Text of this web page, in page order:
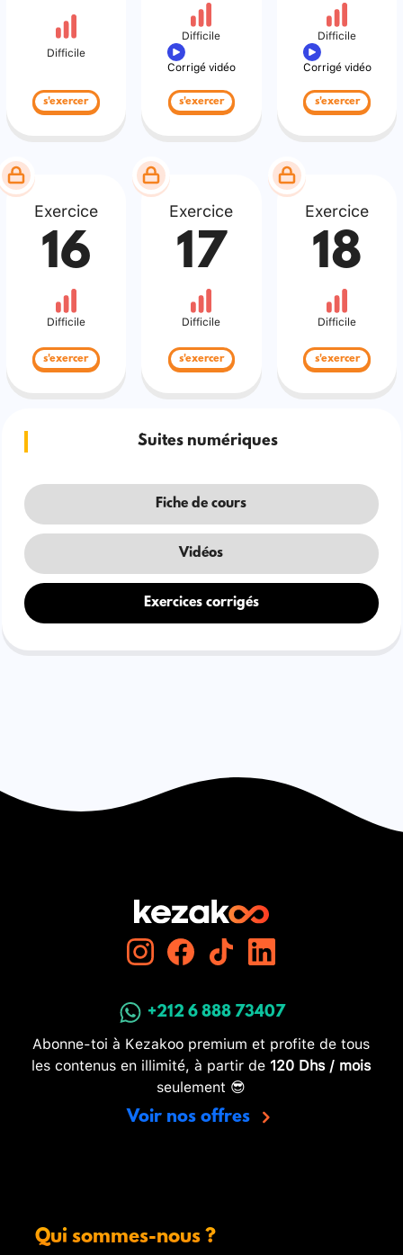
Difficile
s'exercer
Difficile
Corrigé vidéo
s'exercer
Difficile
Corrigé vidéo
s'exercer
Exercice
16
Difficile
s'exercer
Exercice
17
Difficile
s'exercer
Exercice
18
Difficile
s'exercer
Suites numériques
Fiche de cours
Vidéos
Exercices corrigés
+212 6 888 73407
Abonne-toi à Kezakoo premium et profite de tous
les contenus en illimité, à partir de 120 Dhs / mois
seulement 😎
Voir nos offres
Qui sommes-nous ?